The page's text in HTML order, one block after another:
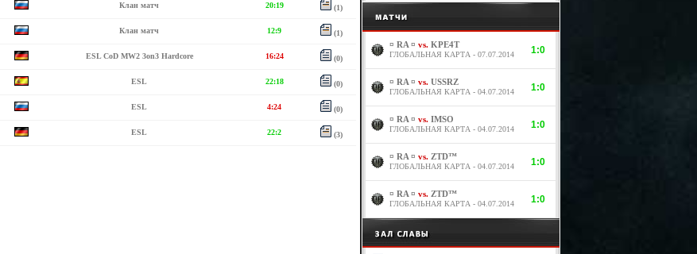
Клан матч 20:19 (1)
Клан матч 12:9 (1)
ESL CoD MW2 3on3 Hardcore 16:24 (0)
ESL 22:18 (0)
ESL 4:24 (0)
ESL 22:2 (3)
¤ RA ¤ vs. KPE4T
ГЛОБАЛЬНАЯ КАРТА - 07.07.2014 1:0
¤ RA ¤ vs. USSRZ
ГЛОБАЛЬНАЯ КАРТА - 04.07.2014 1:0
¤ RA ¤ vs. IMSO
ГЛОБАЛЬНАЯ КАРТА - 04.07.2014 1:0
¤ RA ¤ vs. ZTD™
ГЛОБАЛЬНАЯ КАРТА - 04.07.2014 1:0
¤ RA ¤ vs. ZTD™
ГЛОБАЛЬНАЯ КАРТА - 04.07.2014 1:0